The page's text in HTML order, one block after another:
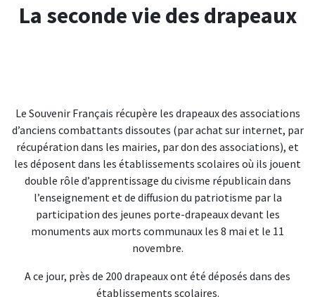
La seconde vie des drapeaux
Le Souvenir Français récupère les drapeaux des associations
d’anciens combattants dissoutes (par achat sur internet, par
récupération dans les mairies, par don des associations), et
les déposent dans les établissements scolaires où ils jouent
double rôle d’apprentissage du civisme républicain dans
l’enseignement et de diffusion du patriotisme par la
participation des jeunes porte-drapeaux devant les
monuments aux morts communaux les 8 mai et le 11
novembre.
A ce jour, près de 200 drapeaux ont été déposés dans des
établissements scolaires.